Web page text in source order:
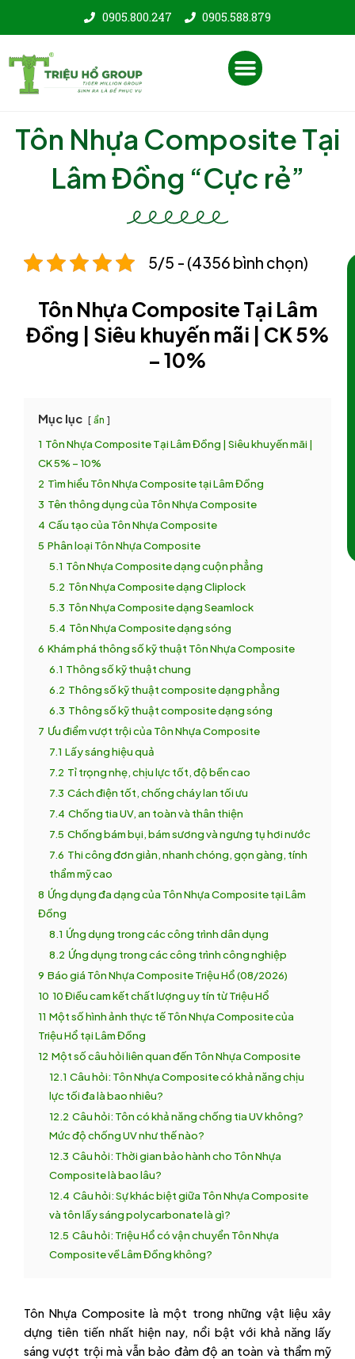
dung
0905.800.247 0905.588.879
Menu
Tôn Nhựa Composite Tại
Lâm Đồng “Cực rẻ”
5/5 - (4356 bình chọn)
Tôn Nhựa Composite Tại Lâm
Đồng | Siêu khuyến mãi | CK 5%
– 10%
Mục lục ẩn
1 Tôn Nhựa Composite Tại Lâm Đồng | Siêu khuyến mãi |
CK 5% – 10%
2 Tìm hiểu Tôn Nhựa Composite tại Lâm Đồng
3 Tên thông dụng của Tôn Nhựa Composite
4 Cấu tạo của Tôn Nhựa Composite
5 Phân loại Tôn Nhựa Composite
5.1 Tôn Nhựa Composite dạng cuộn phẳng
5.2 Tôn Nhựa Composite dạng Cliplock
5.3 Tôn Nhựa Composite dạng Seamlock
5.4 Tôn Nhựa Composite dạng sóng
6 Khám phá thông số kỹ thuật Tôn Nhựa Composite
6.1 Thông số kỹ thuật chung
6.2 Thông số kỹ thuật composite dạng phẳng
6.3 Thông số kỹ thuật composite dạng sóng
7 Ưu điểm vượt trội của Tôn Nhựa Composite
7.1 Lấy sáng hiệu quả
7.2 Tỉ trọng nhẹ, chịu lực tốt, độ bền cao
7.3 Cách điện tốt, chống cháy lan tối ưu
7.4 Chống tia UV, an toàn và thân thiện
7.5 Chống bám bụi, bám sương và ngưng tụ hơi nước
7.6 Thi công đơn giản, nhanh chóng, gọn gàng, tính
thẩm mỹ cao
8 Ứng dụng đa dạng của Tôn Nhựa Composite tại Lâm
Đồng
8.1 Ứng dụng trong các công trình dân dụng
8.2 Ứng dụng trong các công trình công nghiệp
9 Báo giá Tôn Nhựa Composite Triệu Hổ (08/2026)
10 10 Điều cam kết chất lượng uy tín từ Triệu Hổ
11 Một số hình ảnh thực tế Tôn Nhựa Composite của
Triệu Hổ tại Lâm Đồng
12 Một số câu hỏi liên quan đến Tôn Nhựa Composite
12.1 Câu hỏi: Tôn Nhựa Composite có khả năng chịu
lực tối đa là bao nhiêu?
12.2 Câu hỏi: Tôn có khả năng chống tia UV không?
Mức độ chống UV như thế nào?
12.3 Câu hỏi: Thời gian bảo hành cho Tôn Nhựa
Composite là bao lâu?
12.4 Câu hỏi: Sự khác biệt giữa Tôn Nhựa Composite
và tôn lấy sáng polycarbonate là gì?
12.5 Câu hỏi: Triệu Hổ có vận chuyển Tôn Nhựa
Composite về Lâm Đồng không?
Tôn Nhựa Composite là một trong những vật liệu xây
dựng tiên tiến nhất hiện nay, nổi bật với khả năng lấy
sáng vượt trội mà vẫn bảo đảm độ an toàn và thẩm mỹ